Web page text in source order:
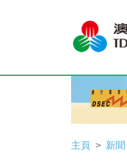
主頁 新聞